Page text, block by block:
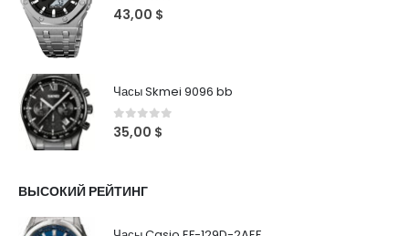
0 out of 5
43,00 $
Часы Skmei 9096 bb
0out of 5
35,00 $
ВЫСОКИЙ РЕЙТИНГ